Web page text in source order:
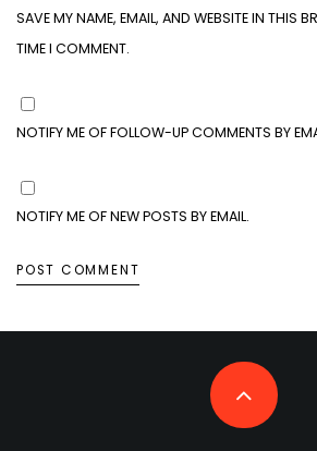
SAVE MY NAME, EMAIL, AND WEBSITE IN THIS
TIME I COMMENT.
NOTIFY ME OF FOLLOW-UP COMMENTS BY
NOTIFY ME OF NEW POSTS BY EMAIL.